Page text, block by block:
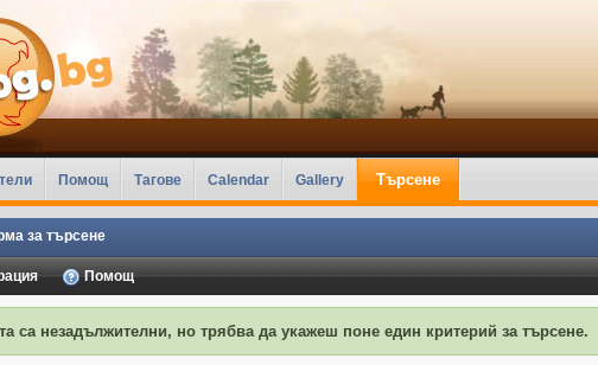
Помощ Тагове Calendar Gallery Търсене
за търсене
Помощ
са незадължителни, но трябва да укажеш поне един критерий за търсене.